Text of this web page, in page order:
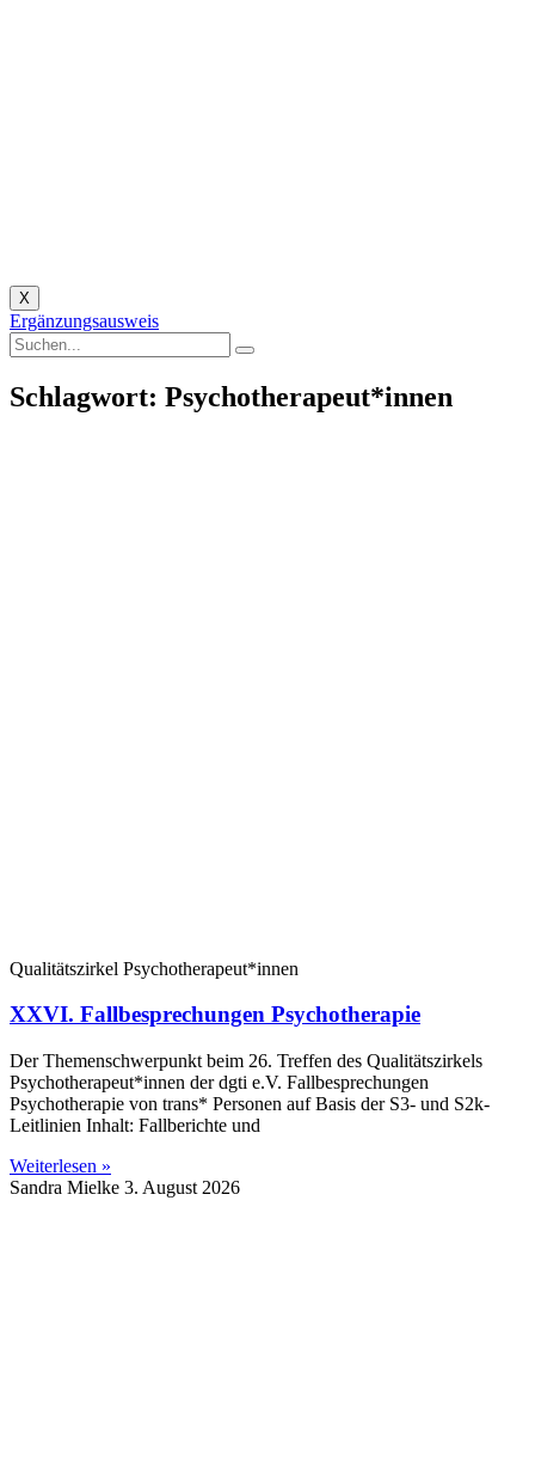
X
Ergänzungsausweis
Schlagwort: Psychotherapeut*innen
Qualitätszirkel Psychotherapeut*innen
XXVI. Fallbesprechungen Psychotherapie
Der Themenschwerpunkt beim 26. Treffen des Qualitätszirkels
Psychotherapeut*innen der dgti e.V. Fallbesprechungen
Psychotherapie von trans* Personen auf Basis der S3- und S2k-
Leitlinien Inhalt: Fallberichte und
Weiterlesen »
Sandra Mielke 3. August 2026